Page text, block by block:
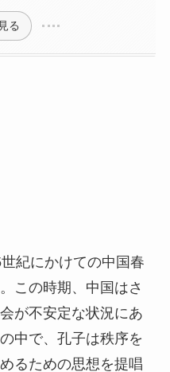
る
紀にかけての中国春
この時期、中国はさ
が不安定な状況にあ
中で、孔子は秩序を
るための思想を提唱